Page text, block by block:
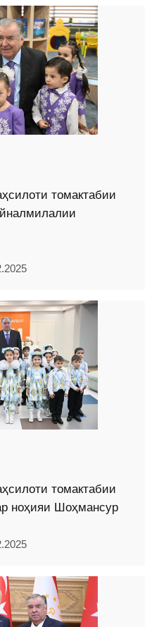
томактабии
томактабии
ноҳияи Шоҳмансур